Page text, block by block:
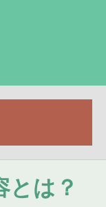
とは？